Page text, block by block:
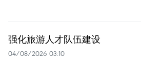
强化旅游人才队伍建设
04/08/2026 03:10